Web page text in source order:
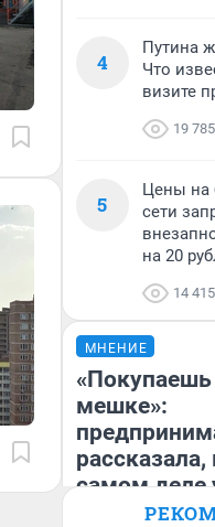
4
Путина
Что
визите
19 785
5
Цены на
сети
на 20
14 415
МНЕНИЕ
«Покупаешь
мешке»:
рассказала,
самом деле
бизнес со